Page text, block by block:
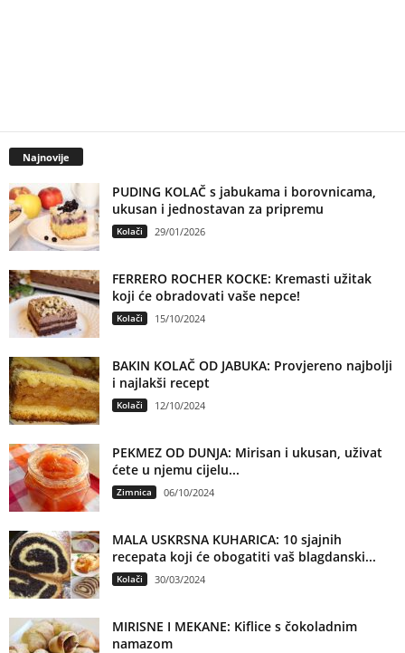
Najnovije
PUDING KOLAČ s jabukama i borovnicama,
ukusan i jednostavan za pripremu
Kolači 29/01/2026
FERRERO ROCHER KOCKE: Kremasti užitak
koji će obradovati vaše nepce!
Kolači 15/10/2024
BAKIN KOLAČ OD JABUKA: Provjereno najbolji
i najlakši recept
Kolači 12/10/2024
PEKMEZ OD DUNJA: Mirisan i ukusan, uživat
ćete u njemu cijelu...
Zimnica 06/10/2024
MALA USKRSNA KUHARICA: 10 sjajnih
recepata koji će obogatiti vaš blagdanski...
Kolači 30/03/2024
MIRISNE I MEKANE: Kiflice s čokoladnim
namazom